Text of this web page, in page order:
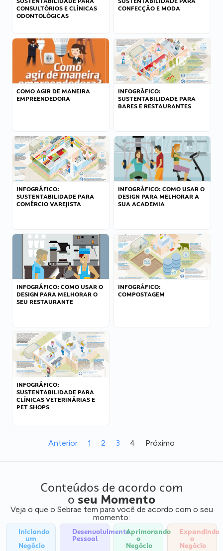
CONSULTÓRIOS E CLÍNICAS
ODONTOLÓGICAS
CONFECÇÃO E MODA
COMO AGIR DE MANEIRA
EMPREENDEDORA
INFOGRÁFICO:
SUSTENTABILIDADE PARA
BARES E RESTAURANTES
INFOGRÁFICO:
SUSTENTABILIDADE PARA
COMÉRCIO VAREJISTA
INFOGRÁFICO: COMO USAR O
DESIGN PARA MELHORAR A
SUA ACADEMIA
INFOGRÁFICO: COMO USAR O
DESIGN PARA MELHORAR O
SEU RESTAURANTE
INFOGRÁFICO:
COMPOSTAGEM
INFOGRÁFICO:
SUSTENTABILIDADE PARA
CLÍNICAS VETERINÁRIAS E
PET SHOPS
Anterior 1 2 3 4 Próximo
Conteúdos de acordo com
o seu Momento
Veja o que o Sebrae tem para você de acordo com o seu
momento:
Iniciando
um
Negócio
Desenvolvimento
Pessoal
Aprimorando
o
Negócio
Expandindo
o
Negócio